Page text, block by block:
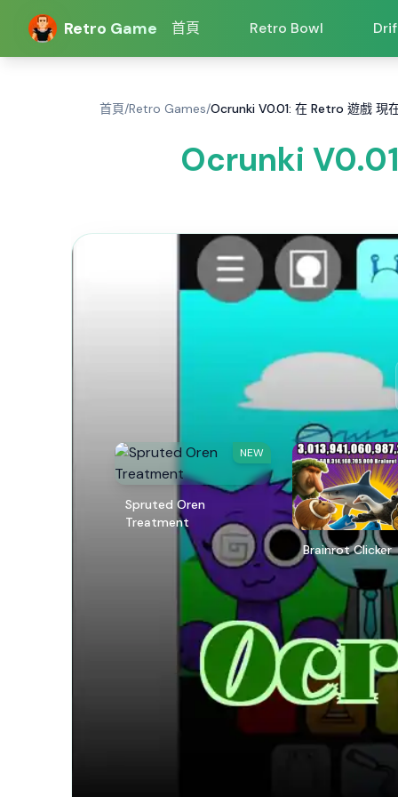
Retro Game 首頁 Retro Bowl
首頁/Retro Games/Ocrunki V0.01: 在 Retro 遊戲 現
Ocrunki
NEW
Spruted Oren
Treatment
Brainrot Clicker